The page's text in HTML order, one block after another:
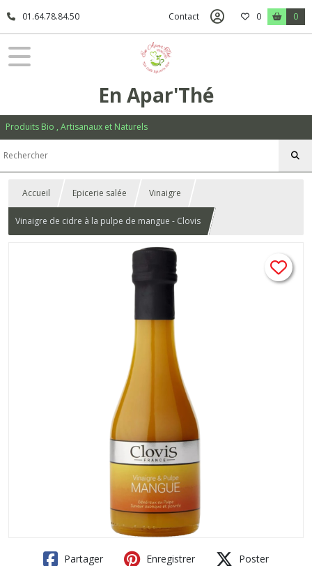
01.64.78.84.50 Contact 0 0
En Apar'Thé
Produits Bio , Artisanaux et Naturels
Accueil Epicerie salée Vinaigre
Vinaigre de cidre à la pulpe de mangue - Clovis
Partager Enregistrer Poster